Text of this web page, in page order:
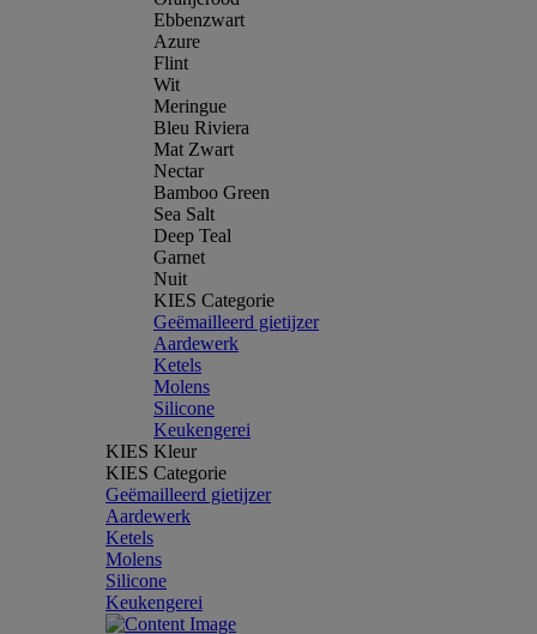
Ebbenzwart
Azure
Flint
Wit
Meringue
Bleu Riviera
Mat Zwart
Nectar
Bamboo Green
Sea Salt
Deep Teal
Garnet
Nuit
KIES Categorie
Geëmailleerd gietijzer
Aardewerk
Ketels
Molens
Silicone
Keukengerei
KIES Kleur
KIES Categorie
Geëmailleerd gietijzer
Aardewerk
Ketels
Molens
Silicone
Keukengerei